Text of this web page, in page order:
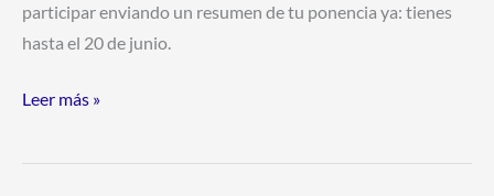
participar enviando un resumen de tu ponencia ya: tienes
hasta el 20 de junio.
Leer más »